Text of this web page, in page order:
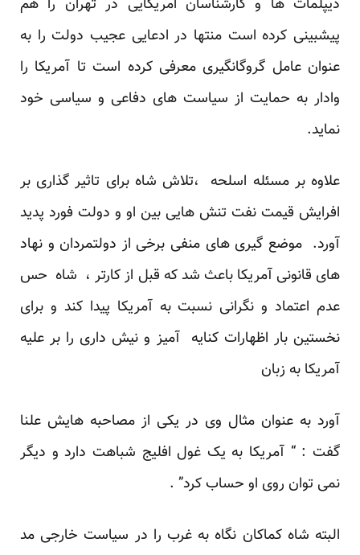
دیپلمات ها و کارشناسان امریکایی در تهران را هم
پیشبینی کرده است منتها در ادعایی عجیب دولت را به
عنوان عامل گروگانگیری معرفی کرده است تا آمریکا را
وادار به حمایت از سیاست های دفاعی و سیاسی خود
نماید.
علاوه بر مسئله اسلحه ،تلاش شاه برای تاثیر گذاری بر
افرایش قیمت نفت تنش هایی بین او و دولت فورد پدید
آورد. موضع گیری های منفی برخی از دولتمردان و نهاد
های قانونی آمریکا باعث شد که قبل از کارتر ، شاه حس
عدم اعتماد و نگرانی نسبت به آمریکا پیدا کند و برای
نخستین بار اظهارات کنایه آمیز و نیش داری را بر علیه
آمریکا به زبان
آورد به عنوان مثال وی در یکی از مصاحبه هایش علنا
گفت : “ آمریکا به یک غول افلیج شباهت دارد و دیگر
نمی توان روی او حساب کرد” .
البته شاه کماکان نگاه به غرب را در سیاست خارجی مد